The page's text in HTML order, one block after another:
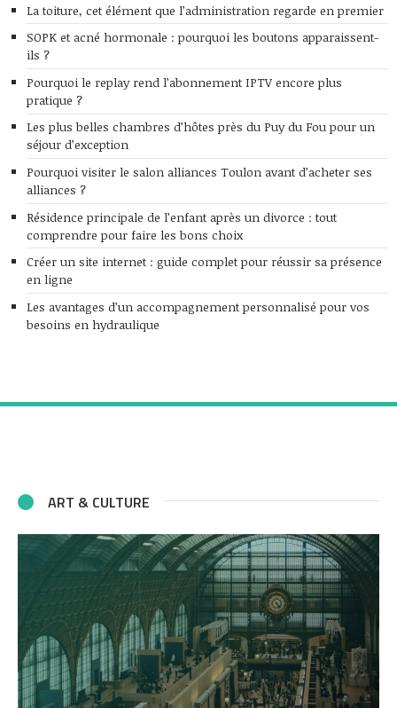
La toiture, cet élément que l’administration regarde en premier
SOPK et acné hormonale : pourquoi les boutons apparaissent-
ils ?
Pourquoi le replay rend l’abonnement IPTV encore plus
pratique ?
Les plus belles chambres d’hôtes près du Puy du Fou pour un
séjour d’exception
Pourquoi visiter le salon alliances Toulon avant d’acheter ses
alliances ?
Résidence principale de l’enfant après un divorce : tout
comprendre pour faire les bons choix
Créer un site internet : guide complet pour réussir sa présence
en ligne
Les avantages d’un accompagnement personnalisé pour vos
besoins en hydraulique
ART & CULTURE